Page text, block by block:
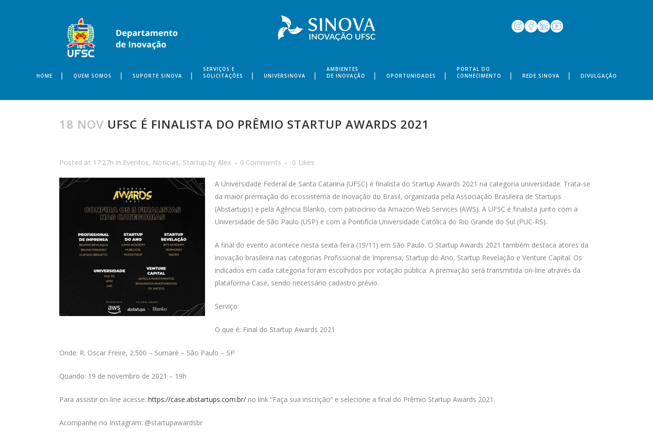
HOME QUEM SOMOS SUPORTE SINOVA
SERVIÇOS E
SOLICITAÇÕES
UNIVERSINOVA
AMBIENTES
DE INOVAÇÃO
OPORTUNIDADES
PORTAL DO
CONHECIMENTO
REDE SINOVA DIVULGAÇÃO
18 NOV UFSC É FINALISTA DO PRÊMIO STARTUP AWARDS 2021
Posted at 17:27h in Eventos, Notícias, Startup by Alex 0 Comments 0 Likes
A Universidade Federal de Santa Catarina (UFSC) é finalista do Startup Awards 2021 na categoria universidade. Trata-se
da maior premiação do ecossistema de inovação do Brasil, organizada pela Associação Brasileira de Startups
(Abstartups) e pela Agência Blanko, com patrocínio da Amazon Web Services (AWS). A UFSC é finalista junto com a
Universidade de São Paulo (USP) e com a Pontifícia Universidade Católica do Rio Grande do Sul (PUC-RS).
A final do evento acontece nesta sexta-feira (19/11) em São Paulo. O Startup Awards 2021 também destaca atores da
inovação brasileira nas categorias Profissional de Imprensa, Startup do Ano, Startup Revelação e Venture Capital. Os
indicados em cada categoria foram escolhidos por votação pública. A premiação será transmitida on-line através da
plataforma Case, sendo necessário cadastro prévio.
Serviço:
O que é: Final do Startup Awards 2021
Onde: R. Oscar Freire, 2.500 – Sumaré – São Paulo – SP
Quando: 19 de novembro de 2021 – 19h
Para assistir on-line acesse: https://case.abstartups.com.br/ no link “Faça sua inscrição” e selecione a final do Prêmio Startup Awards 2021.
Acompanhe no Instagram: @startupawardsbr